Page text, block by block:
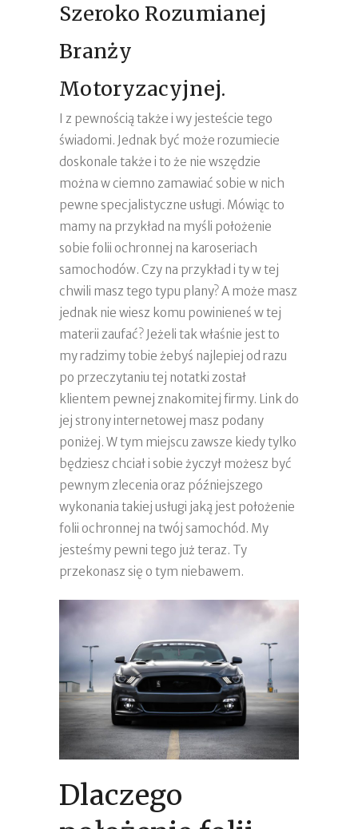
Szeroko Rozumianej
Branży
Motoryzacyjnej.
I z pewnością także i wy jesteście tego
świadomi. Jednak być może rozumiecie
doskonale także i to że nie wszędzie
można w ciemno zamawiać sobie w nich
pewne specjalistyczne usługi. Mówiąc to
mamy na przykład na myśli położenie
sobie folii ochronnej na karoseriach
samochodów. Czy na przykład i ty w tej
chwili masz tego typu plany? A może masz
jednak nie wiesz komu powinieneś w tej
materii zaufać? Jeżeli tak właśnie jest to
my radzimy tobie żebyś najlepiej od razu
po przeczytaniu tej notatki został
klientem pewnej znakomitej firmy. Link do
jej strony internetowej masz podany
poniżej. W tym miejscu zawsze kiedy tylko
będziesz chciał i sobie życzył możesz być
pewnym zlecenia oraz późniejszego
wykonania takiej usługi jaką jest położenie
folii ochronnej na twój samochód. My
jesteśmy pewni tego już teraz. Ty
przekonasz się o tym niebawem.
Dlaczego